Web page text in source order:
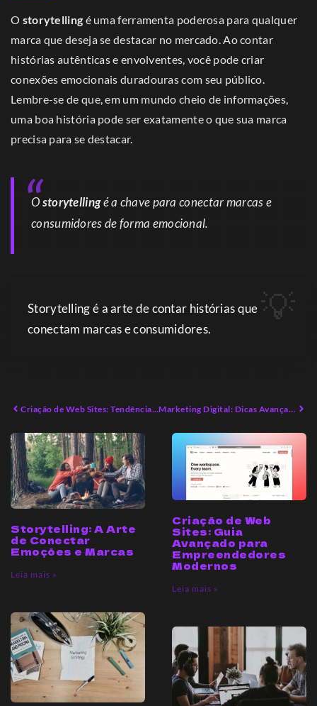
O storytelling é uma ferramenta poderosa para qualquer
marca que deseja se destacar no mercado. Ao contar
histórias autênticas e envolventes, você pode criar
conexões emocionais duradouras com seu público.
Lembre-se de que, em um mundo cheio de informações,
uma boa história pode ser exatamente o que sua marca
precisa para se destacar.
Ostorytellingé a chave para conectar marcas e
consumidores de forma emocional.
Storytelling é a arte de contar histórias que
conectam marcas e consumidores.
Criação de Web Sites: Tendências e Inovações para 2026 Marketing Digital: Dicas Avançadas para Conquistar Resultados
Storytelling: A Arte
de Conectar
Emoções e Marcas
Leia mais »
Criação de Web
Sites: Guia
Avançado para
Empreendedores
Modernos
Leia mais »